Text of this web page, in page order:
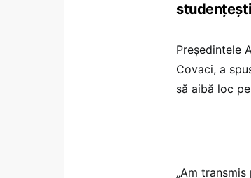
Președintele
Covaci, a
să aibă loc
„Am